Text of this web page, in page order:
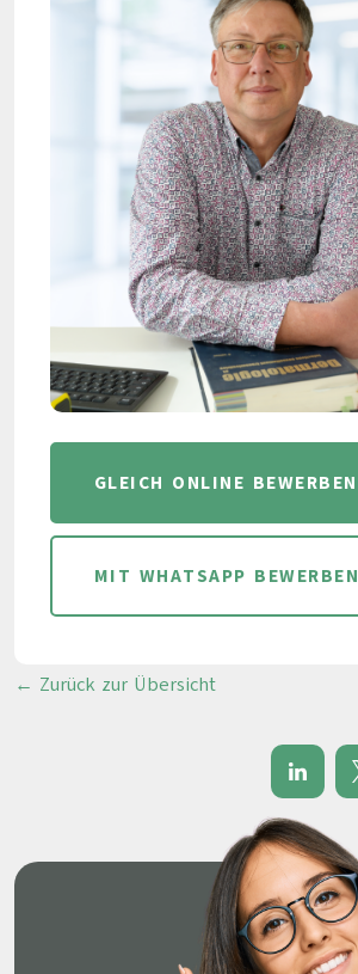
GLEICH ONLINE BEWERBEN
MIT WHATSAPP BEWERBEN
← Zurück zur Übersicht